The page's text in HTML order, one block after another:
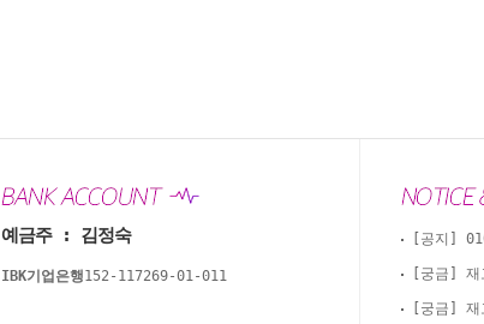
예금주 : 김정숙
IBK기업은행152-117269-01-011 [궁금] 재
[궁금] 재